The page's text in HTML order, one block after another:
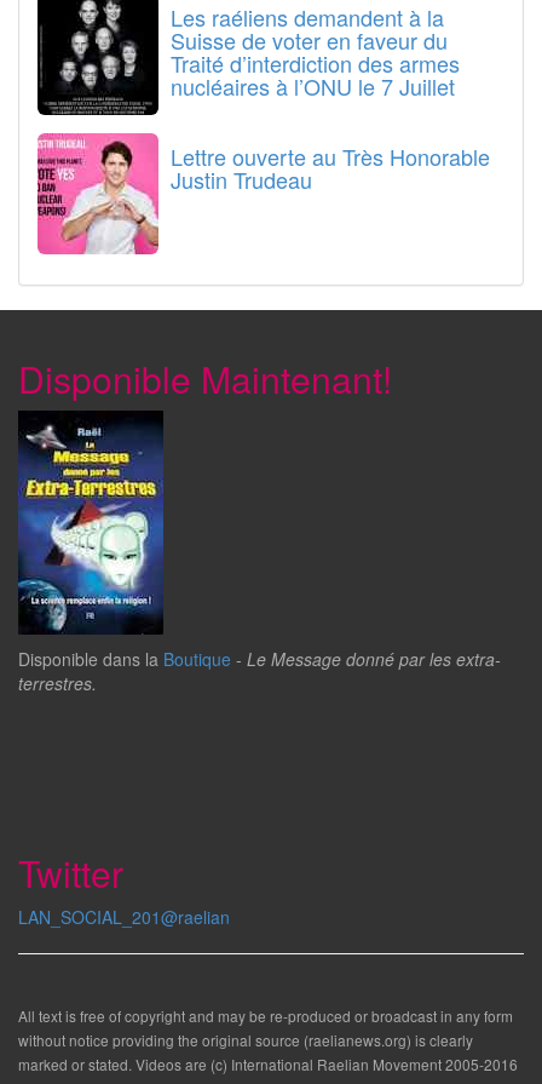
Les raéliens demandent à la
Suisse de voter en faveur du
Traité d’interdiction des armes
nucléaires à l’ONU le 7 Juillet
Lettre ouverte au Très Honorable
Justin Trudeau
Disponible Maintenant!
Disponible dans la Boutique - Le Message donné par les extra-
terrestres.
Twitter
LAN_SOCIAL_201@raelian
All text is free of copyright and may be re-produced or broadcast in any form
without notice providing the original source (raelianews.org) is clearly
marked or stated. Videos are (c) International Raelian Movement 2005-2016